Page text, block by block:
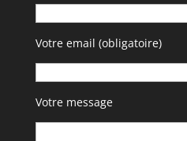
Votre email (obligatoire)
Votre message